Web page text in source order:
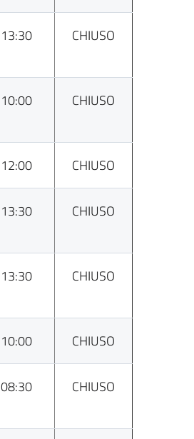
13:30 CHIUSO
10:00 CHIUSO
12:00 CHIUSO
13:30 CHIUSO
13:30 CHIUSO
10:00 CHIUSO
08:30 CHIUSO